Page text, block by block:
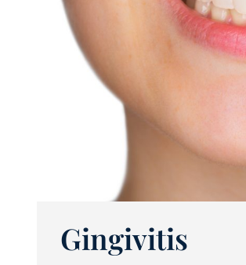
Gingivitis